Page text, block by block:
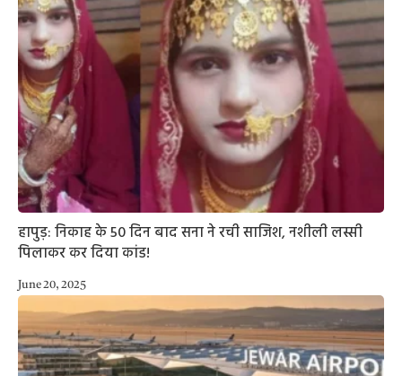
हापुड़: निकाह के 50 दिन बाद सना ने रची साजिश, नशीली लस्सी
पिलाकर कर दिया कांड!
June 20, 2025